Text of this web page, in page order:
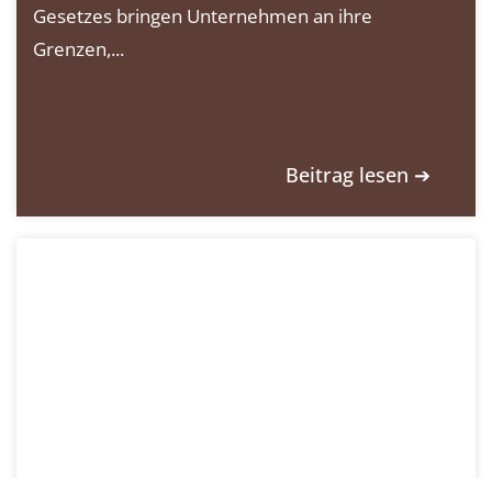
Gesetzes bringen Unternehmen an ihre
Grenzen,...
Beitrag lesen ➔